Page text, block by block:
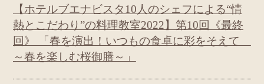
【ホテルブエナビスタ10人のシェフによる“情
熱とこだわり”の料理教室2022】第10回《最終
回》 「春を演出！いつもの食卓に彩をそえて
～春を楽しむ桜御膳～」